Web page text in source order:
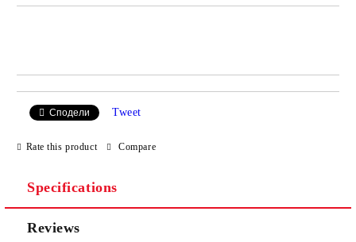
Сподели Tweet
Rate this product Compare
Specifications
Reviews